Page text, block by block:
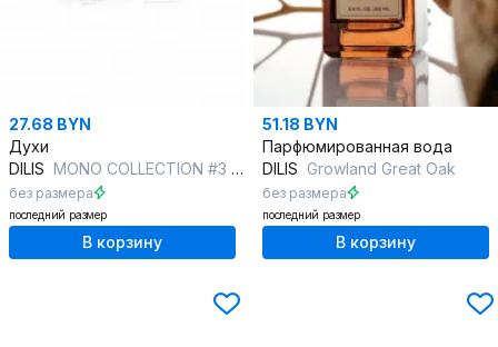
27.68 BYN
Духи
DILIS MONO COLLECTION #3 cedar/fig
без размера
последний размер
В корзину
51.18 BYN
Парфюмированная вода
DILIS Growland Great Oak
без размера
последний размер
В корзину